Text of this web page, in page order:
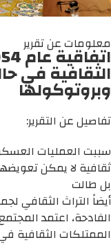
معلومات عن تقرير
الثقافية في
وبروتوكولها
تفاصيل عن التقرير:
سببت العمليات
ثقافية لا يمكن
بل طالت
أيضاً التراث الثقافي
الممتلكات الثقافية